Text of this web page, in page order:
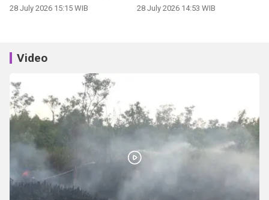
28 July 2026 15:15 WIB 28 July 2026 14:53 WIB
Video